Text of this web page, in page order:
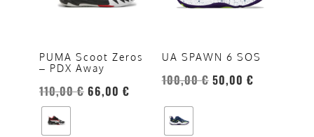
PUMA Scoot Zeros
– PDX Away
110,00€ 66,00 €
opzioni
possono
essere
scelte
nella
UA SPAWN 6 SOS
100,00€ 50,00 €
opzioni
essere
scelte
nella